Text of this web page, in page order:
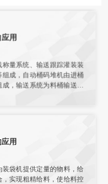
用
量系统、输送跟踪灌装装
成，自动桶码堆机由进桶
，输送系统为料桶输送增
用
袋机提供定量的物料，给
实现粗精给料，使给料控